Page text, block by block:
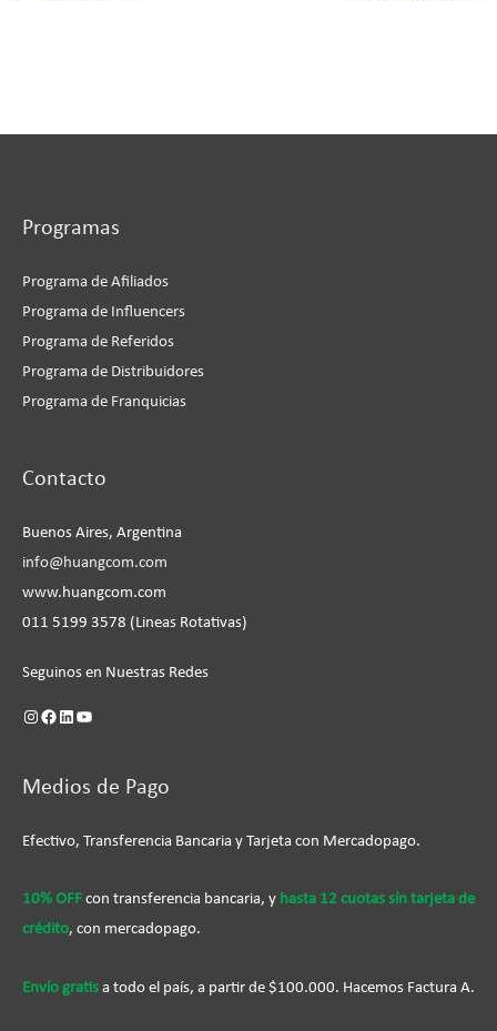
Programas
Programa de Afiliados
Programa de Influencers
Programa de Referidos
Programa de Distribuidores
Programa de Franquicias
Contacto
Buenos Aires, Argentina
info@huangcom.com
www.huangcom.com
011 5199 3578 (Lineas Rotativas)
Seguinos en Nuestras Redes
Medios de Pago
Efectivo, Transferencia Bancaria y Tarjeta con Mercadopago.
10% OFF con transferencia bancaria, y hasta 12 cuotas sín tarjeta de
crédito, con mercadopago.
Envío gratis a todo el país, a partir de $100.000. Hacemos Factura A.